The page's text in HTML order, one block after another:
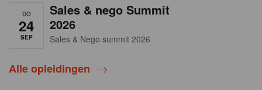
DO
24
SEP
Sales & nego Summit
2026
Sales & Nego summit 2026
Alle opleidingen